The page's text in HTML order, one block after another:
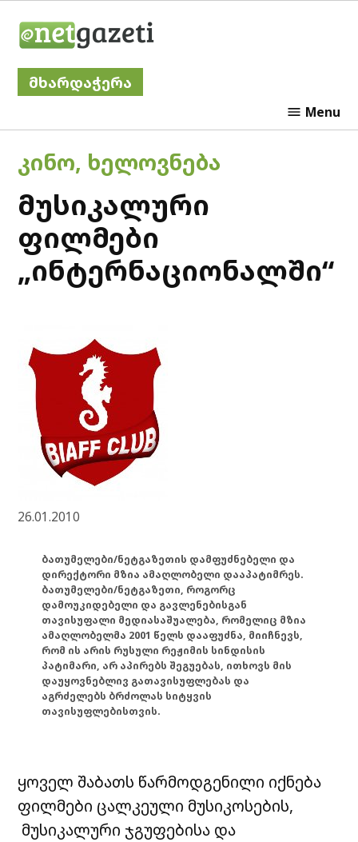
მხარდაჭერა
Menu
POSTED
IN
ᲙᲘᲜᲝ, ᲮᲔᲚᲝᲕᲜᲔᲑᲐ
მუსიკალური
ფილმები
„ინტერნაციონალში“
26.01.2010
ბათუმელები/ნეტგაზეთის დამფუძნებელი და
დირექტორი მზია ამაღლობელი დააპატიმრეს.
ბათუმელები/ნეტგაზეთი, როგორც
დამოუკიდებელი და გავლენებისგან
თავისუფალი მედიასაშუალება, რომელიც მზია
ამაღლობელმა 2001 წელს დააფუძნა, მიიჩნევს,
რომ ის არის რუსული რეჟიმის სინდისის
პატიმარი, არ აპირებს შეგუებას, ითხოვს მის
დაუყოვნებლივ გათავისუფლებას და
აგრძელებს ბრძოლას სიტყვის
თავისუფლებისთვის.
ყოველ შაბათს წარმოდგენილი იქნება
ფილმები ცალკეული მუსიკოსების,
მუსიკალური ჯგუფებისა და